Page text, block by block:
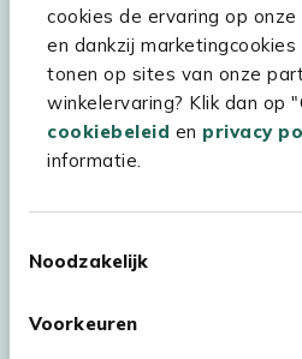
cookies de ervaring op
en dankzij
tonen op sites van onze
winkelervaring? Klik dan op
cookiebeleid en privacy
informatie.
Noodzakelijk
Voorkeuren
Experience Stores XXL